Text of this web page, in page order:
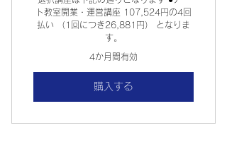
ト教室開業・運営講座 107,524円の4回
払い （1回につき26,881円） となりま
す。
4か月間有効
購入する